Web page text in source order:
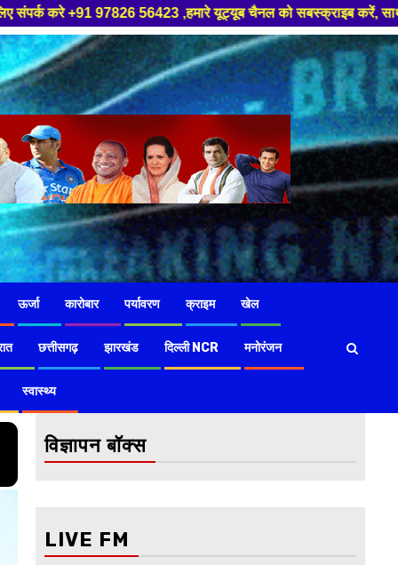
यूट्यूब चैनल को सबस्क्राइब करें, साथ मे हमारे फेसबुक को लाइक जरूर करें ,
ऊर्जा कारोबार पर्यावरण क्राइम खेल
छत्तीसगढ़ झारखंड दिल्ली NCR मनोरंजन
स्वास्थ्य
विज्ञापन बॉक्स
LIVE FM